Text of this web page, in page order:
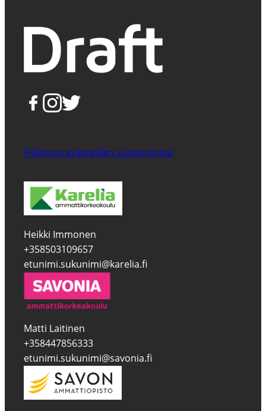
Hallinnoi evästeiden suostumista
Heikki Immonen
+358503109657
etunimi.sukunimi@karelia.fi
Matti Laitinen
+358447856333
etunimi.sukunimi@savonia.fi